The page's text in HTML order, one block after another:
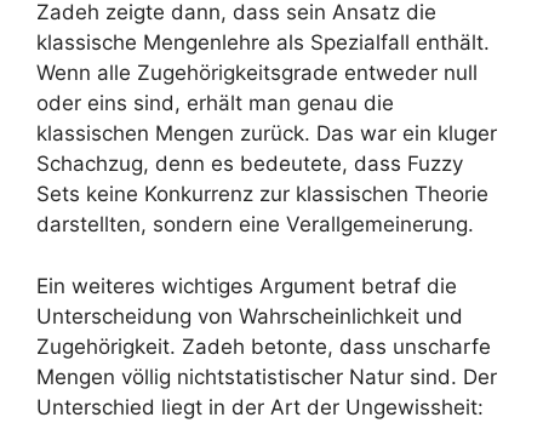
Zadeh zeigte dann, dass sein Ansatz die
klassische Mengenlehre als Spezialfall enthält.
Wenn alle Zugehörigkeitsgrade entweder null
oder eins sind, erhält man genau die
klassischen Mengen zurück. Das war ein kluger
Schachzug, denn es bedeutete, dass Fuzzy
Sets keine Konkurrenz zur klassischen Theorie
darstellten, sondern eine Verallgemeinerung.
Ein weiteres wichtiges Argument betraf die
Unterscheidung von Wahrscheinlichkeit und
Zugehörigkeit. Zadeh betonte, dass unscharfe
Mengen völlig nichtstatistischer Natur sind. Der
Unterschied liegt in der Art der Ungewissheit: